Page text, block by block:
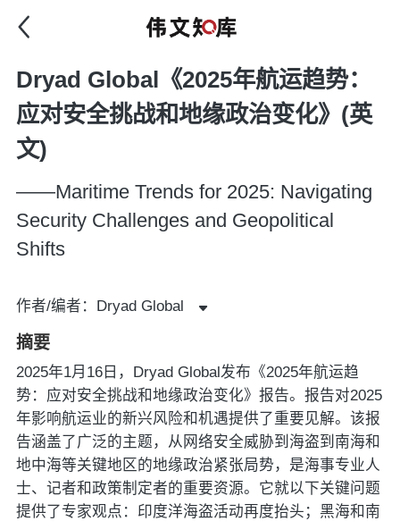
Dryad Global《2025年航运趋势：
应对安全挑战和地缘政治变化》(英
文)
——Maritime Trends for 2025: Navigating
Security Challenges and Geopolitical
Shifts
作者/编者：Dryad Global
摘要
2025年1月16日，Dryad Global发布《2025年航运趋
势：应对安全挑战和地缘政治变化》报告。报告对2025
年影响航运业的新兴风险和机遇提供了重要见解。该报
告涵盖了广泛的主题，从网络安全威胁到海盗到南海和
地中海等关键地区的地缘政治紧张局势，是海事专业人
士、记者和政策制定者的重要资源。它就以下关键问题
提供了专家观点：印度洋海盗活动再度抬头；黑海和南